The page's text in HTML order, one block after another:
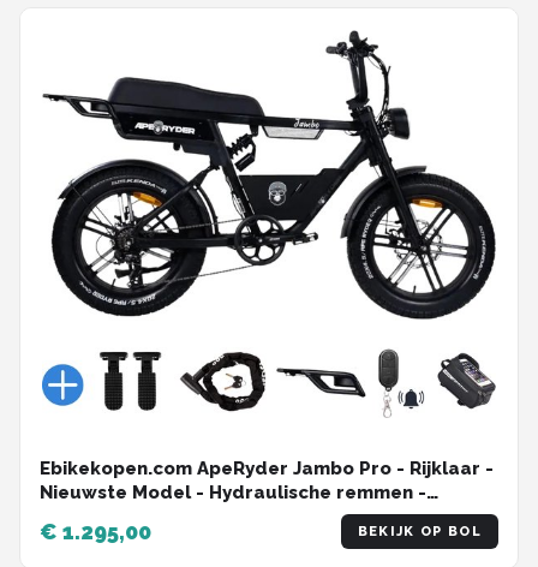
Ebikekopen.com ApeRyder Jambo Pro - Rijklaar -
Nieuwste Model - Hydraulische remmen -
2025/2026 Model - Incl. Slot - Telefoonhouder -
Alarmsysteem - Voorrekje - Voetensteuntje - Met
€ 1.295,00 BEKIJK OP BOL